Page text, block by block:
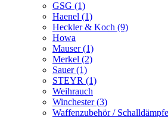
GSG (1)
Haenel (1)
Heckler & Koch (9)
Howa
Mauser (1)
Merkel (2)
Sauer (1)
STEYR (1)
Weihrauch
Winchester (3)
Waffenzubehör /